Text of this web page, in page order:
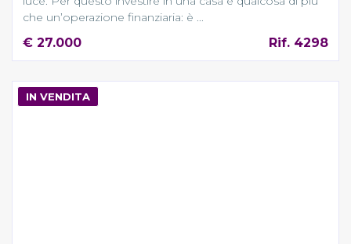
che un’operazione finanziaria: è ...
€ 27.000 Rif. 4298
IN VENDITA